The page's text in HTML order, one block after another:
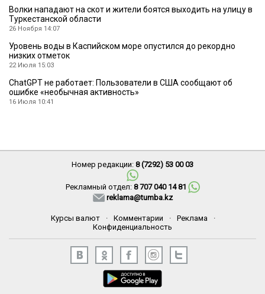
Волки нападают на скот и жители боятся выходить на улицу в
Туркестанской области
26 Ноября 14:07
Уровень воды в Каспийском море опустился до рекордно
низких отметок
22 Июля 15:03
ChatGPT не работает: Пользователи в США сообщают об
ошибке «необычная активность»
16 Июля 10:41
Номер редакции: 8 (7292) 53 00 03
Рекламный отдел: 8 707 040 14 81
reklama@tumba.kz
Курсы валют · Комментарии · Реклама
·
Конфиденциальность